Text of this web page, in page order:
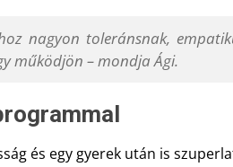
nagyon toleránsnak,
működjön – mondja Ági.
és egy gyerek után is